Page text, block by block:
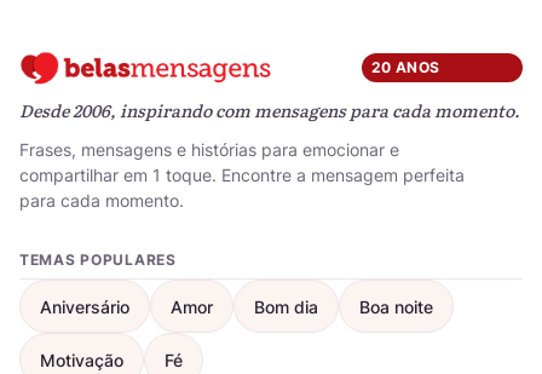
20 ANOS
Desde 2006, inspirando com mensagens para cada momento.
Frases, mensagens e histórias para emocionar e
compartilhar em 1 toque. Encontre a mensagem perfeita
para cada momento.
TEMAS POPULARES
Aniversário Amor Bom dia Boa noite
Motivação Fé